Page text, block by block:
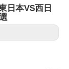
日本VS西日